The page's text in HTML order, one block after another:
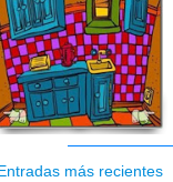
más recientes